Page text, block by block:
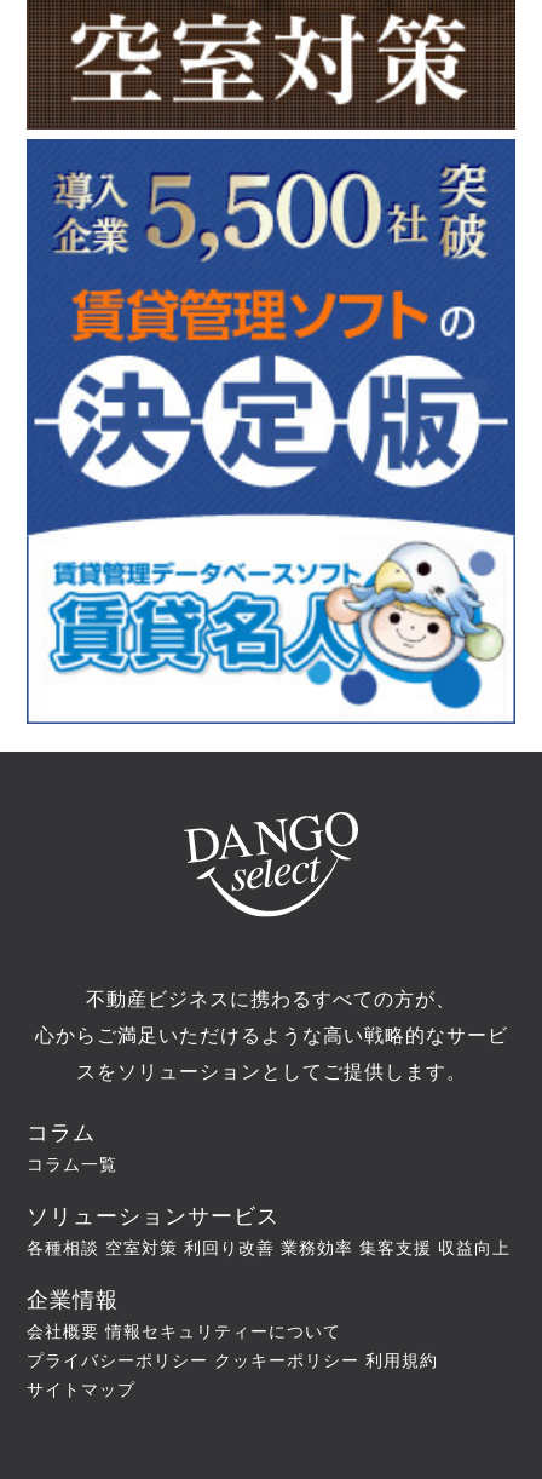
不動産ビジネスに携わるすべての方が、
心からご満足いただけるような高い戦略的なサービ
スをソリューションとしてご提供します。
コラム
コラム一覧
ソリューションサービス
各種相談 空室対策 利回り改善 業務効率 集客支援 収益向上
企業情報
会社概要 情報セキュリティーについて
プライバシーポリシー クッキーポリシー 利用規約
サイトマップ